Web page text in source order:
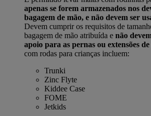
apenas se forem armazenados nos
bagagem de mão, e não devem ser
Devem cumprir os requisitos de
bagagem de mão atribuída e não
apoio para as pernas ou extensões de
com rodas para crianças incluem:
Trunki
Zinc Flyte
Kiddee Case
FOME
Jetkids